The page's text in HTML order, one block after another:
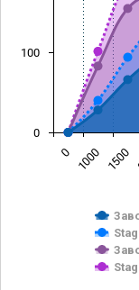
0 1000 1500
0
100